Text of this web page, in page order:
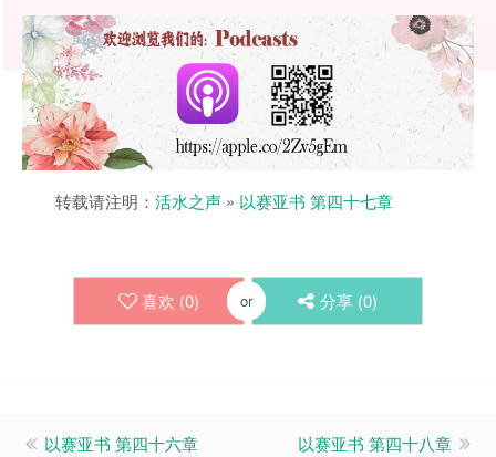
转载请注明： 活水之声 » 以赛亚书 第四十七章
喜欢 (0) or 分享 (0)
以赛亚书 第四十六章 以赛亚书 第四十八章